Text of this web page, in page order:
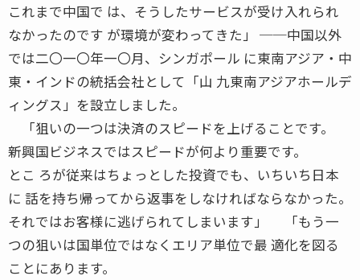
これまで中国で は、そうしたサービスが受け入れられ
なかったのです が環境が変わってきた」 ──中国以外
では二〇一〇年一〇月、シンガポール に東南アジア・中
東・インドの統括会社として「山 九東南アジアホールデ
ィングス」を設立しました。
「狙いの一つは決済のスピードを上げることです。
新興国ビジネスではスピードが何より重要です。
とこ ろが従来はちょっとした投資でも、いちいち日本
に 話を持ち帰ってから返事をしなければならなかった。
それではお客様に逃げられてしまいます」 「もう一
つの狙いは国単位ではなくエリア単位で最 適化を図る
ことにあります。